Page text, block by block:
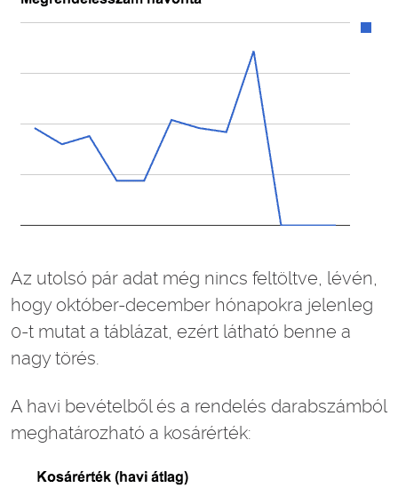
Az utolsó pár adat még nincs feltöltve, lévén,
hogy október-december hónapokra jelenleg
0-t mutat a táblázat, ezért látható benne a
nagy törés.
A havi bevételből és a rendelés darabszámból
meghatározható a kosárérték: